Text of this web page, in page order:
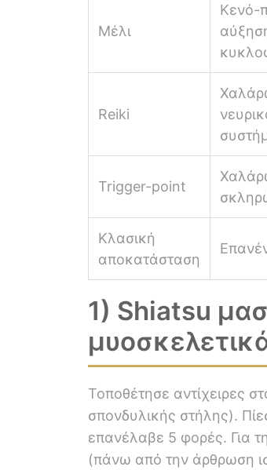
Μέλι
Κενό-
Reiki
Trigger-point
Κλασική
αποκατάσταση
1) Shiatsu
Τοποθέτησε αντίχειρες
σπονδυλικής στήλης).
επανέλαβε 5 φορές. Για
(πάνω από την άρθρωση